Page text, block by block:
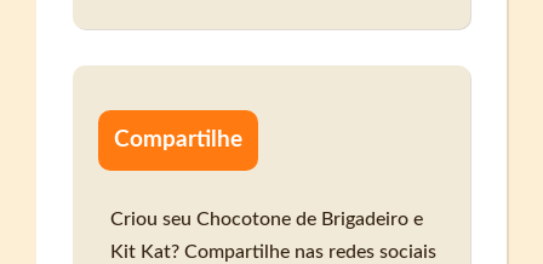
Compartilhe
Criou seu Chocotone de Brigadeiro e
Kit Kat? Compartilhe nas redes sociais